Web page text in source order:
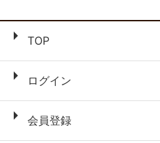
TOP
ログイン
会員登録